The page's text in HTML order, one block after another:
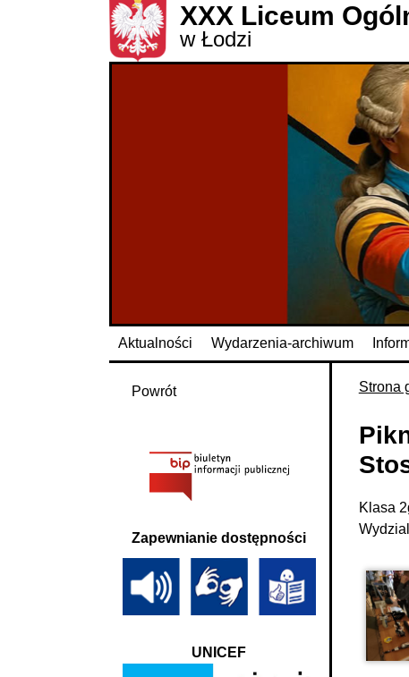
XXX Liceum
w Łodzi
Aktualności Wydarzenia-archiwum
Strona
Klasa
Powrót
Zapewnianie dostępności
UNICEF